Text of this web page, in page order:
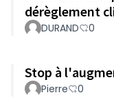
dérèglement
DURAND 0
Stop à
Pierre 0